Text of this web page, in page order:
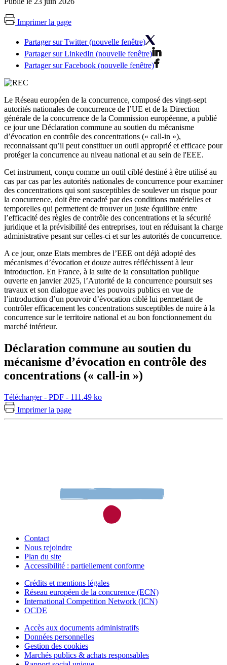
Imprimer la page
Partager sur Twitter (nouvelle fenêtre)
Partager sur LinkedIn (nouvelle fenêtre)
Partager sur Facebook (nouvelle fenêtre)
Le Réseau européen de la concurrence, composé des vingt-sept
autorités nationales de concurrence de l’UE et de la Direction
générale de la concurrence de la Commission européenne, a publié
ce jour une Déclaration commune au soutien du mécanisme
d’évocation en contrôle des concentrations (« call-in »),
reconnaissant qu’il peut constituer un outil approprié et efficace pour
protéger la concurrence au niveau national et au sein de l'EEE.
Cet instrument, conçu comme un outil ciblé destiné à être utilisé au
cas par cas par les autorités nationales de concurrence pour examiner
des concentrations qui sont susceptibles de soulever un risque pour
la concurrence, doit être encadré par des conditions matérielles et
temporelles qui permettent de trouver un juste équilibre entre
l’efficacité des règles de contrôle des concentrations et la sécurité
juridique et la prévisibilité des entreprises, tout en réduisant la charge
administrative pesant sur celles-ci et sur les autorités de concurrence.
A ce jour, onze Etats membres de l’EEE ont déjà adopté des
mécanismes d’évocation et douze autres réfléchissent à leur
introduction. En France, à la suite de la consultation publique
ouverte en janvier 2025, l’Autorité de la concurrence poursuit ses
travaux et son dialogue avec les pouvoirs publics en vue de
l’introduction d’un pouvoir d’évocation ciblé lui permettant de
contrôler efficacement les concentrations susceptibles de nuire à la
concurrence sur le territoire national et au bon fonctionnement du
marché intérieur.
Déclaration commune au soutien du
mécanisme d’évocation en contrôle des
concentrations (« call-in »)
Télécharger - PDF - 111.49 ko
Imprimer la page
Contact
Nous rejoindre
Plan du site
Accessibilité : partiellement conforme
Crédits et mentions légales
Réseau européen de la concurence (ECN)
International Competition Network (ICN)
OCDE
Accès aux documents administratifs
Données personnelles
Gestion des cookies
Marchés publics & achats responsables